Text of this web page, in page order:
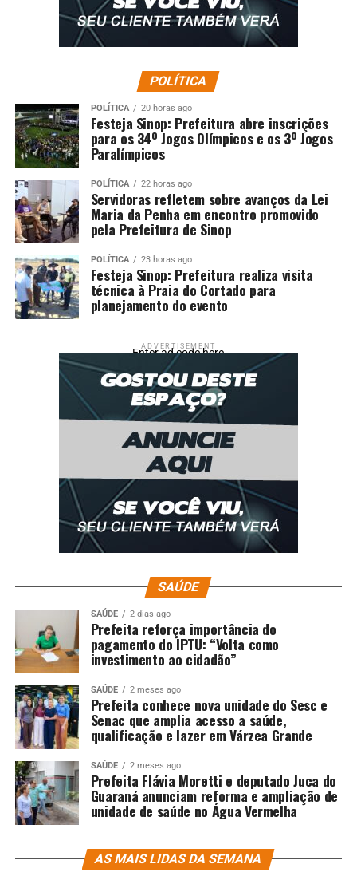
POLÍTICA
POLÍTICA 20 horas ago
Festeja Sinop: Prefeitura abre inscrições
para os 34º Jogos Olímpicos e os 3º Jogos
Paralímpicos
POLÍTICA 22 horas ago
Servidoras refletem sobre avanços da Lei
Maria da Penha em encontro promovido
pela Prefeitura de Sinop
POLÍTICA 23 horas ago
Festeja Sinop: Prefeitura realiza visita
técnica à Praia do Cortado para
planejamento do evento
ADVERTISEMENT
Enter ad code here
SAÚDE
SAÚDE 2 dias ago
Prefeita reforça importância do
pagamento do IPTU: “Volta como
investimento ao cidadão”
SAÚDE 2 meses ago
Prefeita conhece nova unidade do Sesc e
Senac que amplia acesso a saúde,
qualificação e lazer em Várzea Grande
SAÚDE 2 meses ago
Prefeita Flávia Moretti e deputado Juca do
Guaraná anunciam reforma e ampliação de
unidade de saúde no Água Vermelha
AS MAIS LIDAS DA SEMANA